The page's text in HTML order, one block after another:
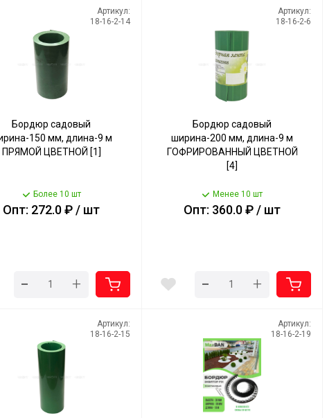
Артикул:
18-16-2-14
Бордюр садовый
150 мм, длина-9 м
ПРЯМОЙ ЦВЕТНОЙ [1]
Более 10 шт
Опт: 272.0 ₽ / шт
- +
Артикул:
18-16-2-6
Бордюр садовый
ширина-200 мм, длина-9 м
ГОФРИРОВАННЫЙ ЦВЕТНОЙ
[4]
Менее 10 шт
Опт: 360.0 ₽ / шт
- +
Артикул:
18-16-2-15
Артикул:
18-16-2-19